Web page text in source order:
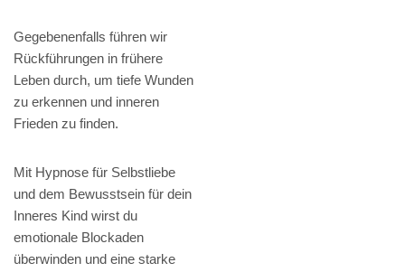
Gegebenenfalls führen wir
Rückführungen in frühere
Leben durch, um tiefe Wunden
zu erkennen und inneren
Frieden zu finden.
Mit Hypnose für Selbstliebe
und dem Bewusstsein für dein
Inneres Kind wirst du
emotionale Blockaden
überwinden und eine starke